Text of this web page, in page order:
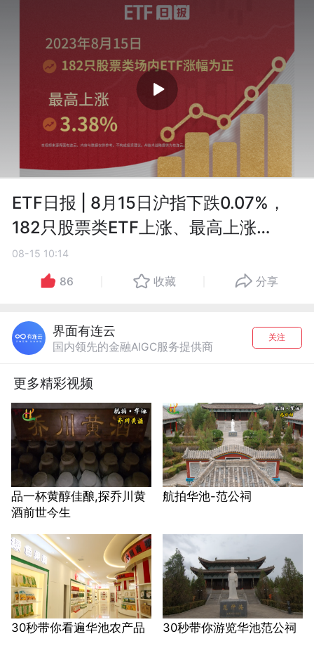
ETF日报 | 8月15日沪指下跌0.07%，
182只股票类ETF上涨、最高上涨
3.38%
08-15 10:14
86 收藏 分享
界面有连云
国内领先的金融AIGC服务提供商
关注
更多精彩视频
品一杯黄醇佳酿,探乔川黄
酒前世今生
航拍华池-范公祠
30秒带你看遍华池农产品 30秒带你游览华池范公祠